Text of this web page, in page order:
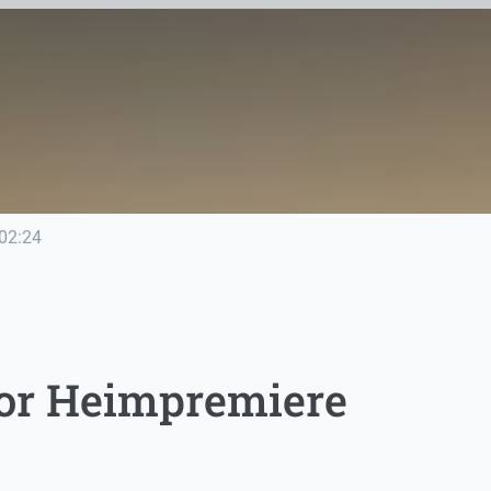
02:24
Heimpremiere